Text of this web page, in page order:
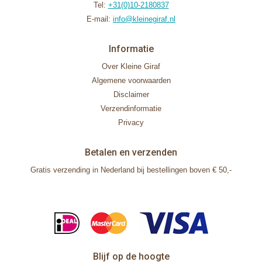
Tel: +31(0)10-2180837
E-mail: info@kleinegiraf.nl
Informatie
Over Kleine Giraf
Algemene voorwaarden
Disclaimer
Verzendinformatie
Privacy
Betalen en verzenden
Gratis verzending in Nederland bij bestellingen boven € 50,-
Blijf op de hoogte